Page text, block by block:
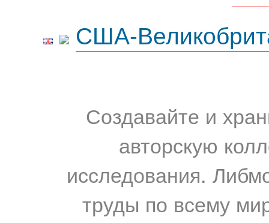
США-
Создавайте и
авторскую
исследования.
труды по всему